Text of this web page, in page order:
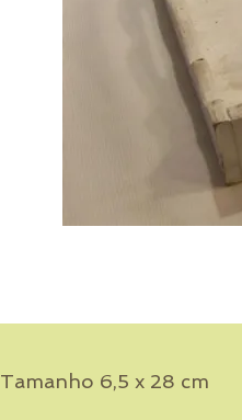
Tamanho 6,5 x 28 cm